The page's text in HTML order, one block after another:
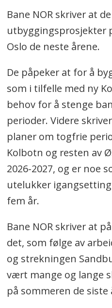
Bane NOR skriver at
utbyggingsprosjekter
Oslo de neste årene.
De påpeker at for å
som i tilfelle med ny
behov for å stenge
perioder. Videre
planer om togfrie
Kolbotn og resten av
2026-2027, og er noe
utelukker
fem år.
Bane NOR skriver at
det, som følge av
og strekningen
vært mange og lange
på sommeren de siste